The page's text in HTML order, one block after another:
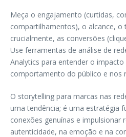
Meça o engajamento (curtidas,
compartilhamentos), o alcance, o
crucialmente, as conversões
Use ferramentas de análise de
Analytics para entender o
comportamento do público e nos
O storytelling para marcas nas
uma tendência; é uma estratégia
conexões genuínas e impulsionar
autenticidade, na emoção e na